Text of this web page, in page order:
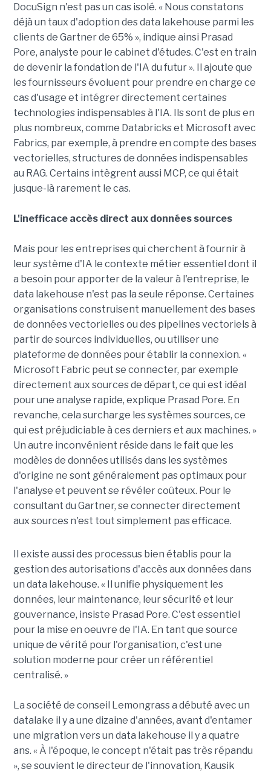
DocuSign n'est pas un cas isolé. « Nous constatons
déjà un taux d'adoption des data lakehouse parmi les
clients de Gartner de 65% », indique ainsi Prasad
Pore, analyste pour le cabinet d'études. C'est en train
de devenir la fondation de l'IA du futur ». Il ajoute que
les fournisseurs évoluent pour prendre en charge ce
cas d'usage et intégrer directement certaines
technologies indispensables à l'IA. Ils sont de plus en
plus nombreux, comme Databricks et Microsoft avec
Fabrics, par exemple, à prendre en compte des bases
vectorielles, structures de données indispensables
au RAG. Certains intègrent aussi MCP, ce qui était
jusque-là rarement le cas.
L'inefficace accès direct aux données sources
Mais pour les entreprises qui cherchent à fournir à
leur système d'IA le contexte métier essentiel dont il
a besoin pour apporter de la valeur à l'entreprise, le
data lakehouse n'est pas la seule réponse. Certaines
organisations construisent manuellement des bases
de données vectorielles ou des pipelines vectoriels à
partir de sources individuelles, ou utiliser une
plateforme de données pour établir la connexion. «
Microsoft Fabric peut se connecter, par exemple
directement aux sources de départ, ce qui est idéal
pour une analyse rapide, explique Prasad Pore. En
revanche, cela surcharge les systèmes sources, ce
qui est préjudiciable à ces derniers et aux machines. »
Un autre inconvénient réside dans le fait que les
modèles de données utilisés dans les systèmes
d'origine ne sont généralement pas optimaux pour
l'analyse et peuvent se révéler coûteux. Pour le
consultant du Gartner, se connecter directement
aux sources n'est tout simplement pas efficace.
Il existe aussi des processus bien établis pour la
gestion des autorisations d'accès aux données dans
un data lakehouse. « Il unifie physiquement les
données, leur maintenance, leur sécurité et leur
gouvernance, insiste Prasad Pore. C'est essentiel
pour la mise en oeuvre de l'IA. En tant que source
unique de vérité pour l'organisation, c'est une
solution moderne pour créer un référentiel
centralisé. »
La société de conseil Lemongrass a débuté avec un
datalake il y a une dizaine d'années, avant d'entamer
une migration vers un data lakehouse il y a quatre
ans. « À l'époque, le concept n'était pas très répandu
», se souvient le directeur de l'innovation, Kausik